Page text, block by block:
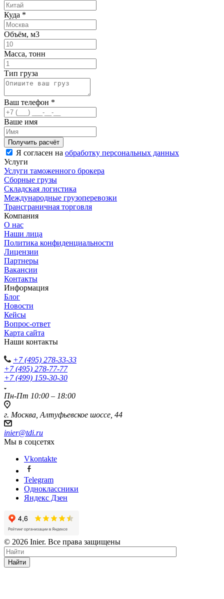
Куда *
Объём, м3
Масса, тонн
Тип груза
Ваш телефон *
Ваше имя
Я согласен на обработку персональных данных
Услуги
Услуги таможенного брокера
Сборные грузы
Складская логистика
Международные грузоперевозки
Трансграничная торговля
Компания
О нас
Наши лица
Политика конфиденциальности
Лицензии
Партнеры
Вакансии
Контакты
Информация
Блог
Новости
Кейсы
Вопрос-ответ
Карта сайта
Наши контакты
+7 (495) 278-33-33
+7 (495) 278-77-77
+7 (499) 159-30-30
Пн-Пт 10:00 – 18:00
г. Москва, Алтуфьевское шоссе, 44
inier@tdi.ru
Мы в соцсетях
Vkontakte
Telegram
Одноклассники
Яндекс Дзен
© 2026 Inier. Все права защищены
Найти